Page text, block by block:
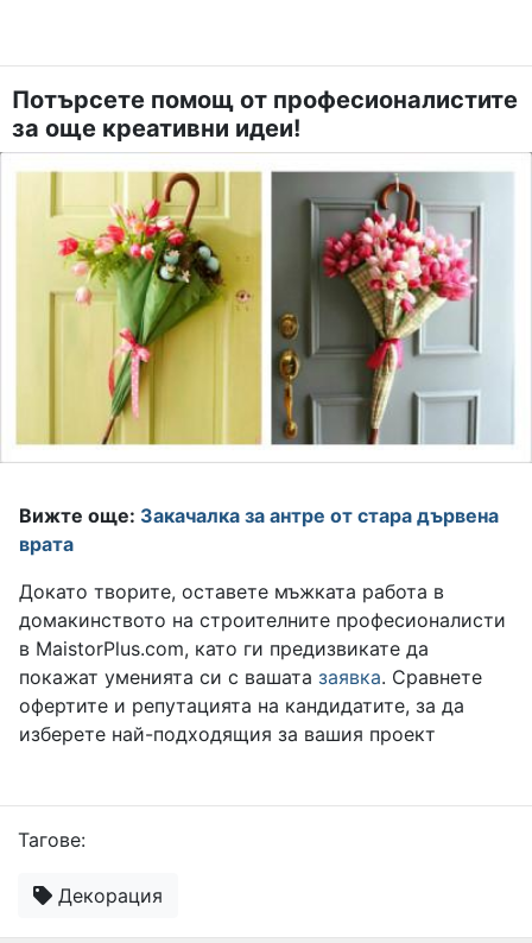
Потърсете помощ от професионалистите
за още креативни идеи!
Вижте още: Закачалка за антре от стара дървена
врата
Докато творите, оставете мъжката работа в
домакинството на строителните професионалисти
в MaistorPlus.com, като ги предизвикате да
покажат уменията си с вашата заявка. Сравнете
офертите и репутацията на кандидатите, за да
изберете най-подходящия за вашия проект
Тагове:
Декорация